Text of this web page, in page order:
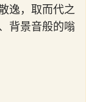
逸，取而代之
背景音般的嗡